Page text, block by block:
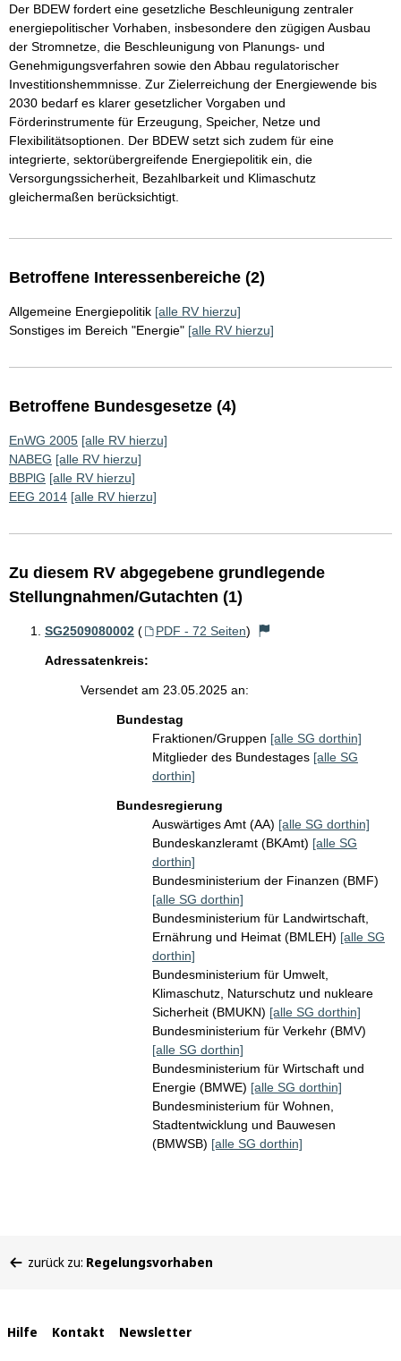
Der BDEW fordert eine gesetzliche Beschleunigung zentraler
energiepolitischer Vorhaben, insbesondere den zügigen Ausbau
der Stromnetze, die Beschleunigung von Planungs- und
Genehmigungsverfahren sowie den Abbau regulatorischer
Investitionshemmnisse. Zur Zielerreichung der Energiewende bis
2030 bedarf es klarer gesetzlicher Vorgaben und
Förderinstrumente für Erzeugung, Speicher, Netze und
Flexibilitätsoptionen. Der BDEW setzt sich zudem für eine
integrierte, sektorübergreifende Energiepolitik ein, die
Versorgungssicherheit, Bezahlbarkeit und Klimaschutz
gleichermaßen berücksichtigt.
Betroffene Interessenbereiche (2)
Allgemeine Energiepolitik [alle RV hierzu]
Sonstiges im Bereich "Energie" [alle RV hierzu]
Betroffene Bundesgesetze (4)
EnWG 2005 [alle RV hierzu]
NABEG [alle RV hierzu]
BBPlG [alle RV hierzu]
EEG 2014 [alle RV hierzu]
Zu diesem RV abgegebene grundlegende
Stellungnahmen/Gutachten (1)
SG2509080002 ( PDF - 72 Seiten)
Adressatenkreis:
Versendet am 23.05.2025 an:
Bundestag
Fraktionen/Gruppen [alle SG dorthin]
Mitglieder des Bundestages [alle SG
dorthin]
Bundesregierung
Auswärtiges Amt (AA) [alle SG dorthin]
Bundeskanzleramt (BKAmt) [alle SG
dorthin]
Bundesministerium der Finanzen (BMF)
[alle SG dorthin]
Bundesministerium für Landwirtschaft,
Ernährung und Heimat (BMLEH) [alle SG
dorthin]
Bundesministerium für Umwelt,
Klimaschutz, Naturschutz und nukleare
Sicherheit (BMUKN) [alle SG dorthin]
Bundesministerium für Verkehr (BMV)
[alle SG dorthin]
Bundesministerium für Wirtschaft und
Energie (BMWE) [alle SG dorthin]
Bundesministerium für Wohnen,
Stadtentwicklung und Bauwesen
(BMWSB) [alle SG dorthin]
befinden
zurück zu: Regelungsvorhaben
Interne
Hilfe Kontakt Newsletter